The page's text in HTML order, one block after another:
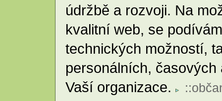
údržbě a rozvoji. Na
kvalitní web, se
technických možností,
personálních,
Vaší organizace.
::